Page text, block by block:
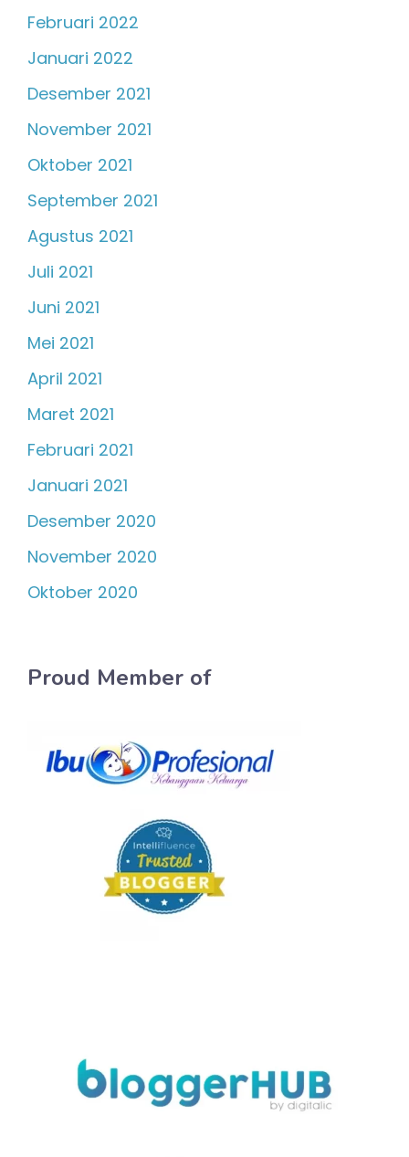
Februari 2022
Januari 2022
Desember 2021
November 2021
Oktober 2021
September 2021
Agustus 2021
Juli 2021
Juni 2021
Mei 2021
April 2021
Maret 2021
Februari 2021
Januari 2021
Desember 2020
November 2020
Oktober 2020
Proud Member of